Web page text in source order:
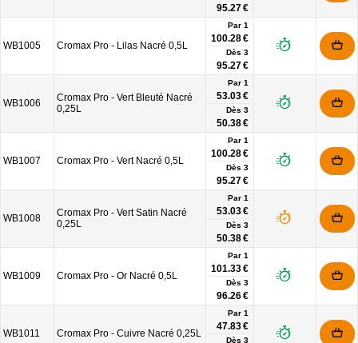
95.27 €
WB1005 Cromax Pro - Lilas Nacré 0,5L
Par 1
100.28 €
Dès 3
95.27 €
WB1006
Cromax Pro - Vert Bleuté Nacré
0,25L
Par 1
53.03 €
Dès 3
50.38 €
WB1007 Cromax Pro - Vert Nacré 0,5L
Par 1
100.28 €
Dès 3
95.27 €
WB1008
Cromax Pro - Vert Satin Nacré
0,25L
Par 1
53.03 €
Dès 3
50.38 €
WB1009 Cromax Pro - Or Nacré 0,5L
Par 1
101.33 €
Dès 3
96.26 €
WB1011 Cromax Pro - Cuivre Nacré 0,25L
Par 1
47.83 €
Dès 3